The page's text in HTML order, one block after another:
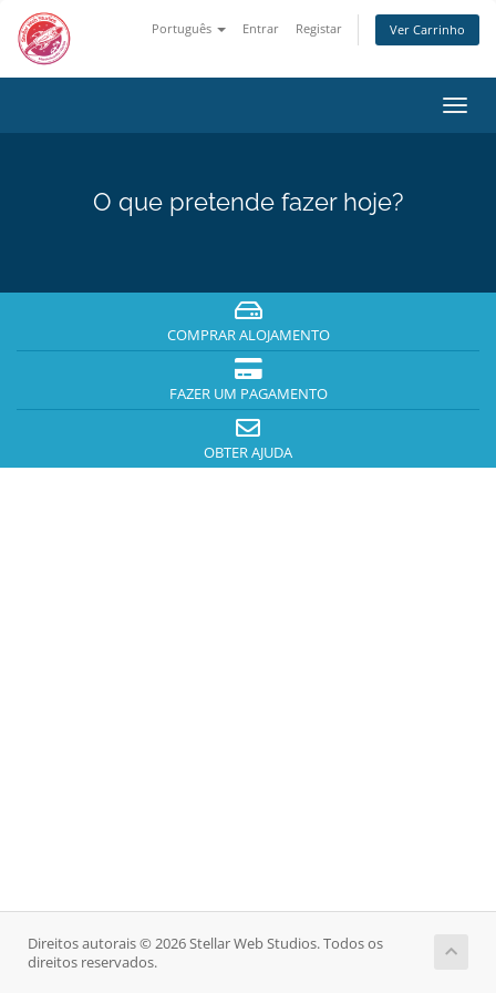
Português Entrar Registar Ver Carrinho
O que pretende fazer hoje?
COMPRAR ALOJAMENTO
FAZER UM PAGAMENTO
OBTER AJUDA
Direitos autorais © 2026 Stellar Web Studios. Todos os
direitos reservados.